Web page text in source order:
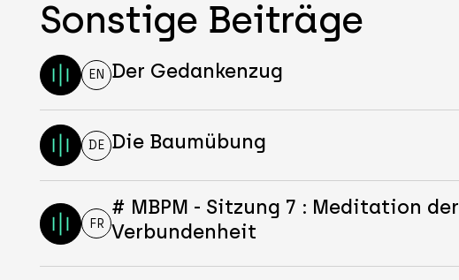
Sonstige Beiträge
EN Der Gedankenzug
DE Die Baumübung
FR
# MBPM - Sitzung 7 : Meditation der
Verbundenheit